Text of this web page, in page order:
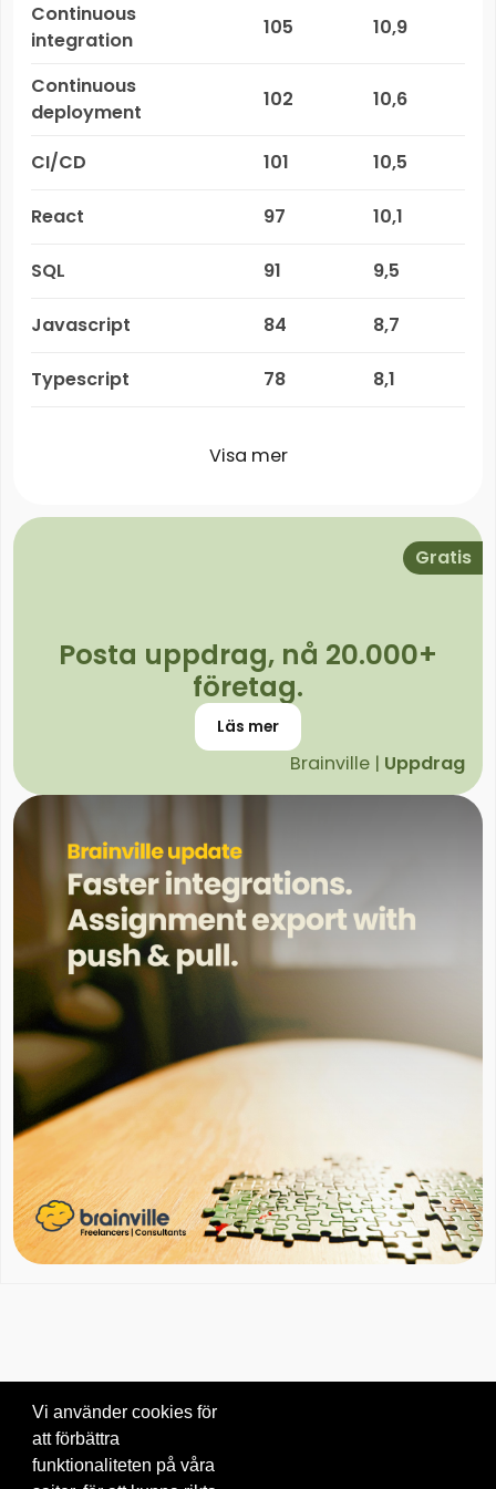
Continuous
integration
105 10,9
Continuous
deployment
102 10,6
CI/CD 101 10,5
React 97 10,1
SQL 91 9,5
Javascript 84 8,7
Typescript 78 8,1
Visa mer
Gratis
Posta uppdrag, nå 20.000+
företag.
Läs mer
Brainville | Uppdrag
© 2026 Brainville AB. |Villkor för tjänsten
Vi använder cookies för
att förbättra
funktionaliteten på våra